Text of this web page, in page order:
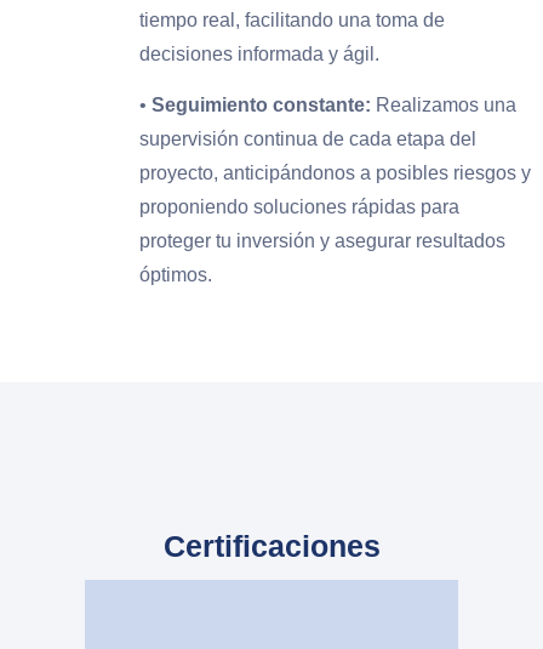
tiempo real, facilitando una toma de
decisiones informada y ágil.
• Seguimiento constante: Realizamos una
supervisión continua de cada etapa del
proyecto, anticipándonos a posibles riesgos y
proponiendo soluciones rápidas para
proteger tu inversión y asegurar resultados
óptimos.
Certificaciones